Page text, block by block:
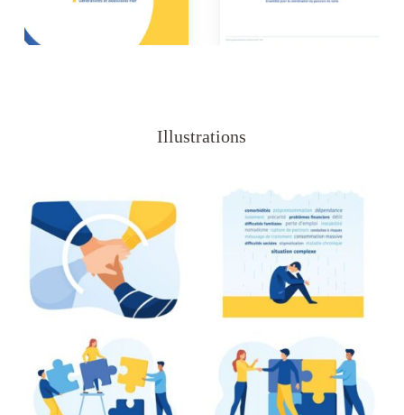
Illustrations